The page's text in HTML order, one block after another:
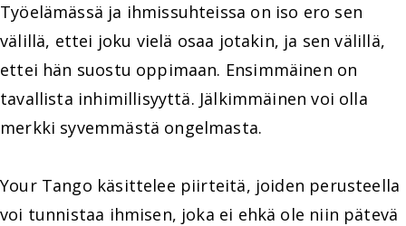
Työelämässä ja ihmissuhteissa on iso ero sen
välillä, ettei joku vielä osaa jotakin, ja sen välillä,
ettei hän suostu oppimaan. Ensimmäinen on
tavallista inhimillisyyttä. Jälkimmäinen voi olla
merkki syvemmästä ongelmasta.
Your Tango käsittelee piirteitä, joiden perusteella
voi tunnistaa ihmisen, joka ei ehkä ole niin pätevä